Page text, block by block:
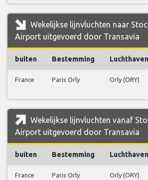
Wekelijkse lijnvluchten naar
Airport uitgevoerd door Transavia
buiten Bestemming Luchthaven
France Paris Orly Orly (ORY)
Wekelijkse lijnvluchten vanaf
Airport uitgevoerd door Transavia
buiten Bestemming Luchthaven
France Paris Orly Orly (ORY)